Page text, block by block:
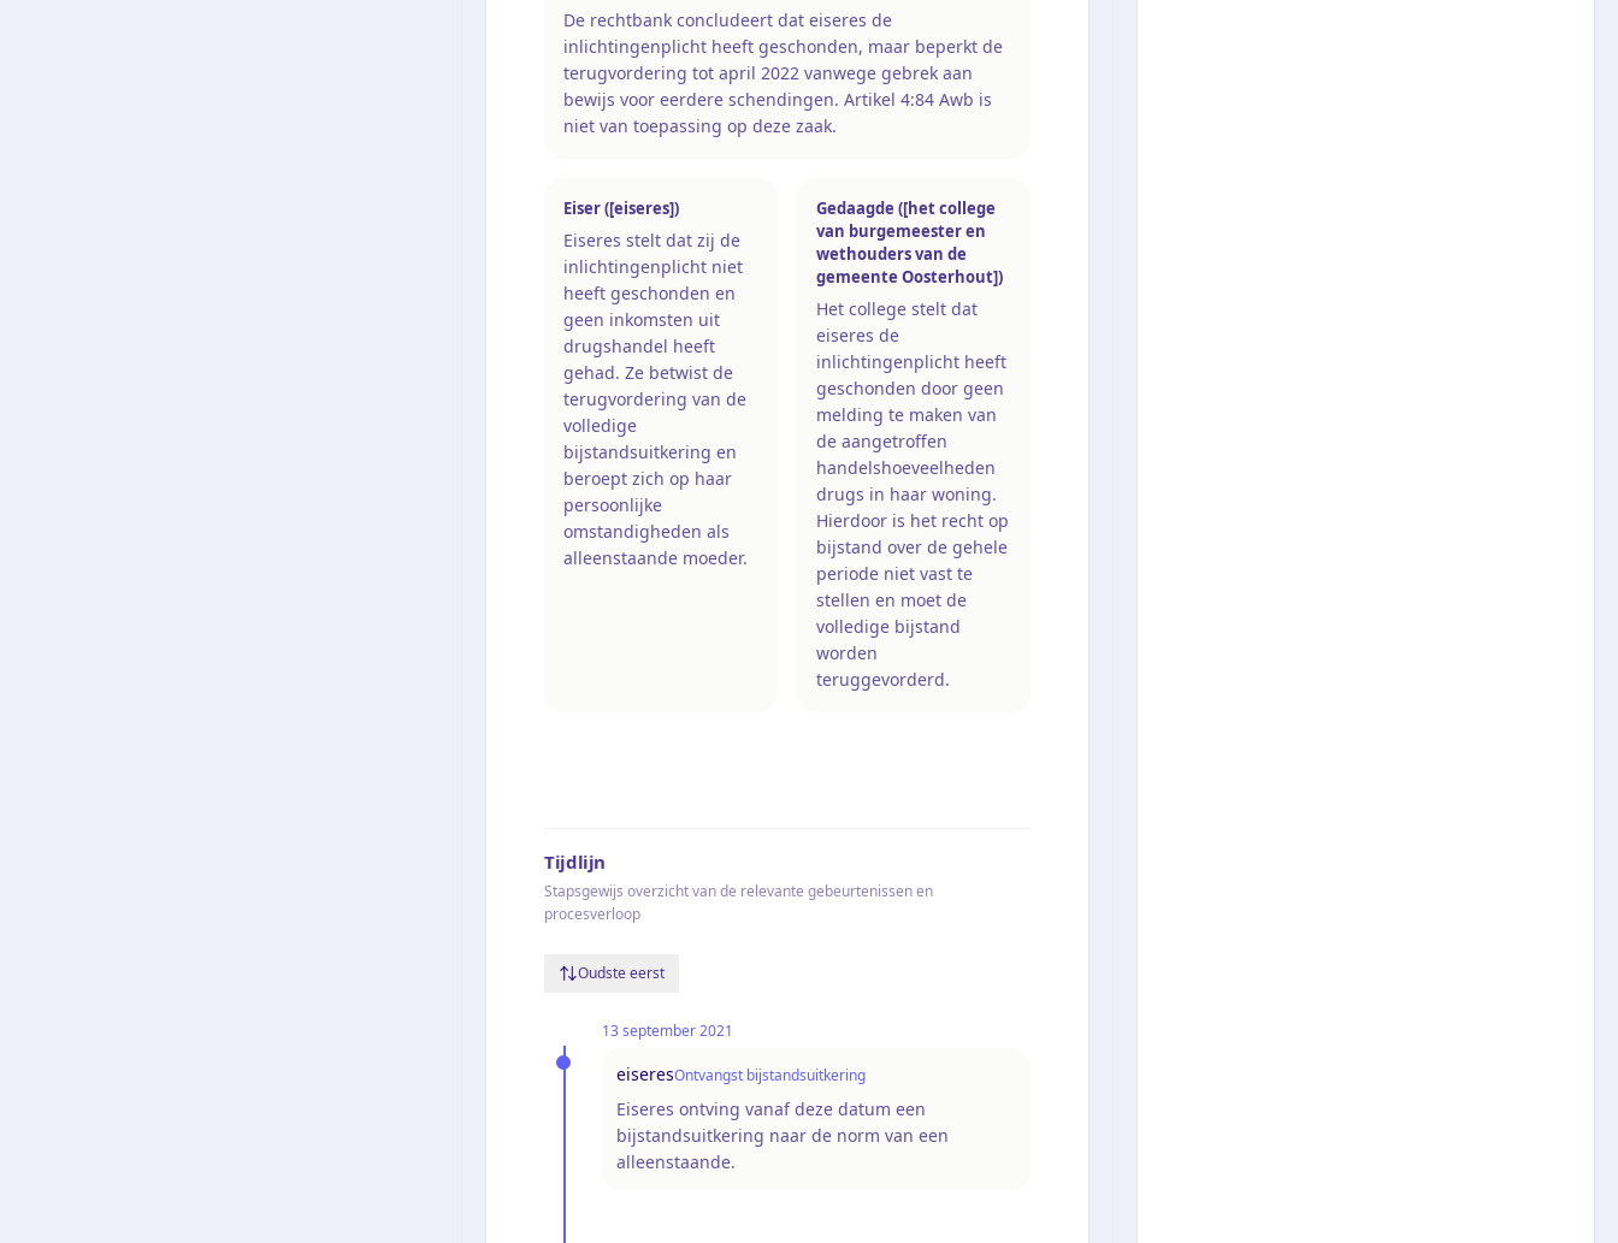
De rechtbank concludeert dat eiseres de
inlichtingenplicht heeft geschonden, maar beperkt de
terugvordering tot april 2022 vanwege gebrek aan
bewijs voor eerdere schendingen. Artikel 4:84 Awb is
niet van toepassing op deze zaak.
Eiser ([eiseres])
Eiseres stelt dat zij de
inlichtingenplicht niet
heeft geschonden en
geen inkomsten uit
drugshandel heeft
gehad. Ze betwist de
terugvordering van de
volledige
bijstandsuitkering en
beroept zich op haar
persoonlijke
omstandigheden als
alleenstaande moeder.
Gedaagde ([het college
van burgemeester en
wethouders van de
gemeente Oosterhout])
Het college stelt dat
eiseres de
inlichtingenplicht heeft
geschonden door geen
melding te maken van
de aangetroffen
handelshoeveelheden
drugs in haar woning.
Hierdoor is het recht op
bijstand over de gehele
periode niet vast te
stellen en moet de
volledige bijstand
worden
teruggevorderd.
Tijdlijn
Stapsgewijs overzicht van de relevante gebeurtenissen en
procesverloop
Oudste eerst
13 september 2021
eiseresOntvangst bijstandsuitkering
Eiseres ontving vanaf deze datum een
bijstandsuitkering naar de norm van een
alleenstaande.